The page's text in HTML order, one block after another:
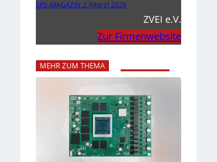
SPS-MAGAZIN 2 (März) 2026
ZVEI e.V.
Zur Firmenwebsite
MEHR ZUM THEMA